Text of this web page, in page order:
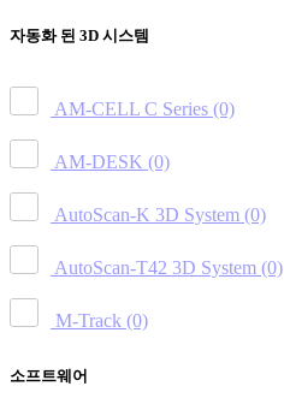
자동화 된 3D 시스템
AM-CELL C Series (0)
AM-DESK (0)
AutoScan-K 3D System (0)
AutoScan-T42 3D System (0)
M-Track (0)
소프트웨어